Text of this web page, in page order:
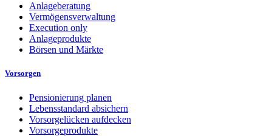
Anlageberatung
Vermögensverwaltung
Execution only
Anlageprodukte
Börsen und Märkte
Vorsorgen
Pensionierung planen
Lebensstandard absichern
Vorsorgelücken aufdecken
Vorsorgeprodukte